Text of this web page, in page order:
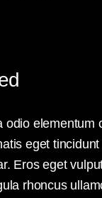
odio elementum
eget
Eros eget
rhoncus